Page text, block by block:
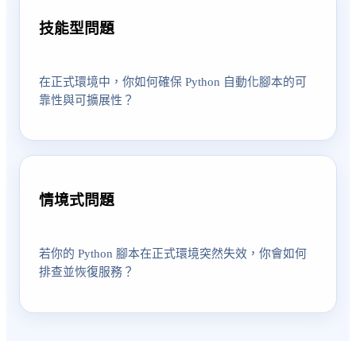
技能型問題
在正式環境中，你如何確保 Python 自動化腳本的可
靠性與可擴展性？
情境式問題
若你的 Python 腳本在正式環境突然失效，你會如何
排查並恢復服務？